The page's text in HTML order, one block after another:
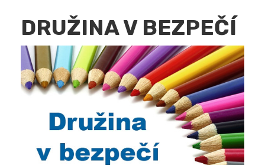
DRUŽINA V BEZPEČÍ